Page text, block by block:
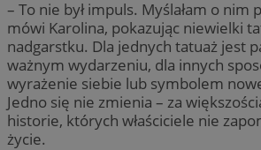
– To nie był impuls. Myślałam o nim
mówi Karolina, pokazując niewielki
nadgarstku. Dla jednych tatuaż jest
ważnym wydarzeniu, dla innych
wyrażenie siebie lub symbolem
Jedno się nie zmienia – za
historie, których właściciele nie
życie.